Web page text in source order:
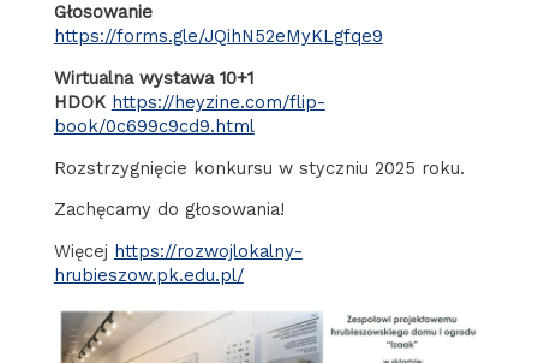
Głosowanie
https://forms.gle/JQihN52eMyKLgfqe9
Wirtualna wystawa 10+1
HDOK https://heyzine.com/flip-
book/0c699c9cd9.html
Rozstrzygnięcie konkursu w styczniu 2025 roku.
Zachęcamy do głosowania!
Więcej https://rozwojlokalny-
hrubieszow.pk.edu.pl/